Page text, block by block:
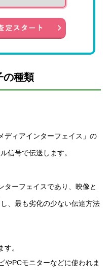
の種類
ディアインターフェイス」の
信号で伝送します。
ターフェイスであり、映像と
、最も劣化の少ない伝達方法
す。
やPCモニターなどに使われま